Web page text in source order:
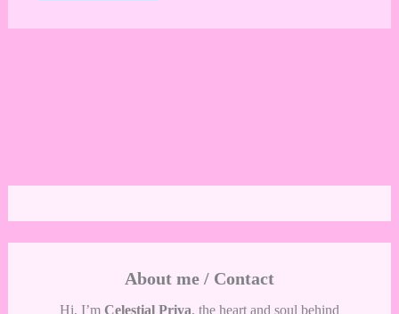
About me / Contact
Hi, I’m Celestial Priya, the heart and soul behind